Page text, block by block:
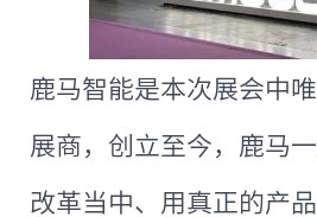
鹿马智能是本次展会中
展商，创立至今，鹿马
改革当中、用真正的产